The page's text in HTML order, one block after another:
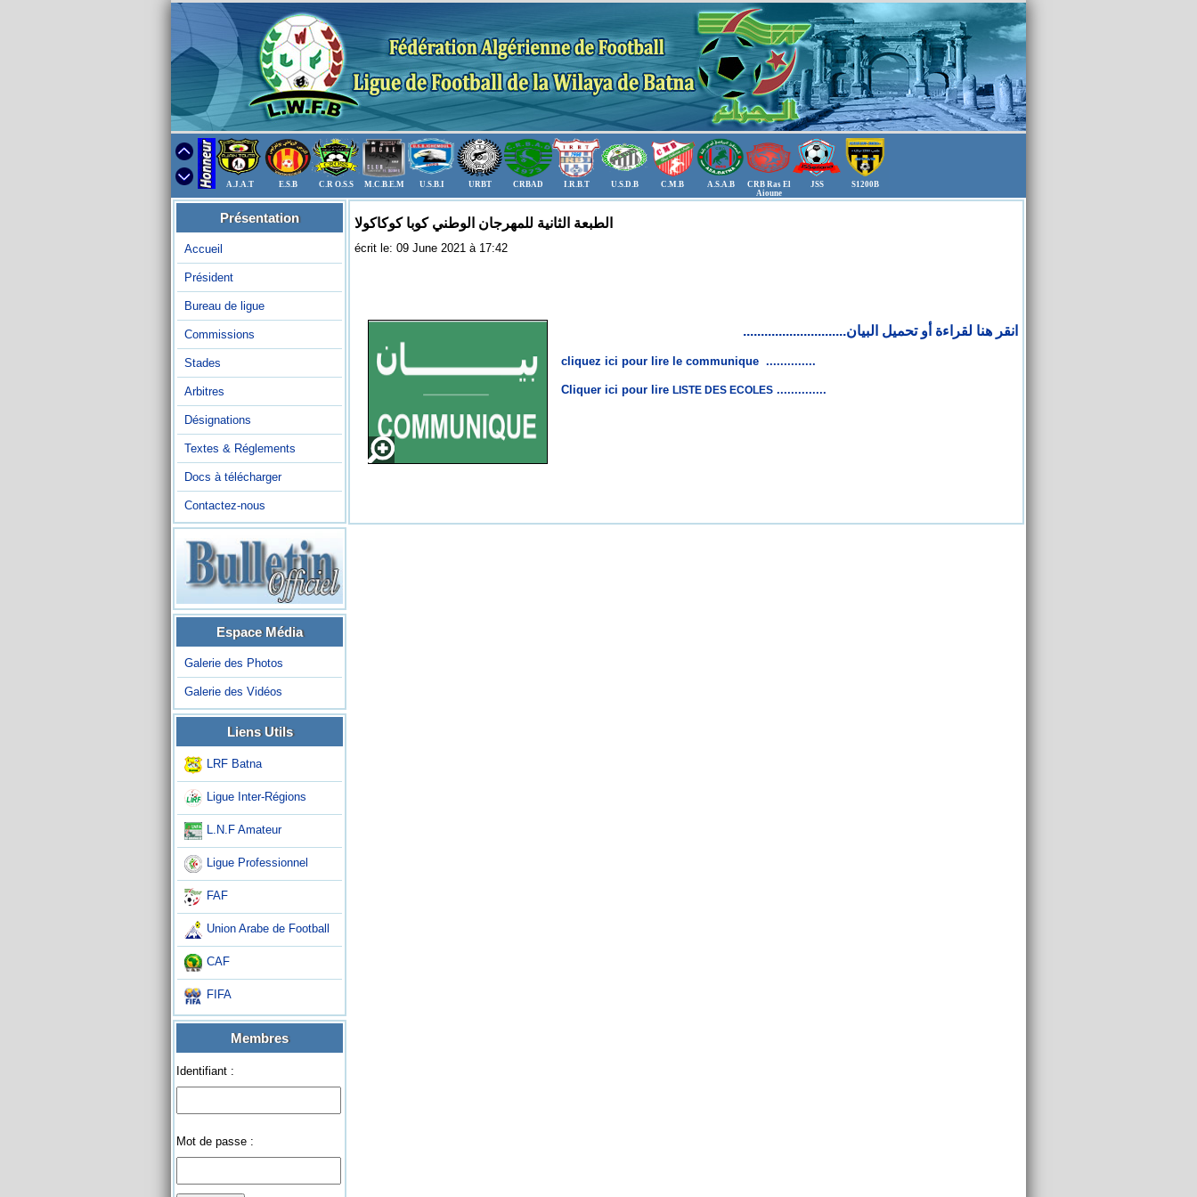
A.J.A.T E.S.B C.R O.S.S M.C.B.E.M U.S.B.I URBT CRBAD I.R.B.T U.S.D.B C.M.B A.S.A.B
CRB Ras El
Aioune
JSS S1200B
Présentation
Accueil
Président
Bureau de ligue
Commissions
Stades
Arbitres
Désignations
Textes & Réglements
Docs à télécharger
Contactez-nous
Espace Média
Galerie des Photos
Galerie des Vidéos
Liens Utils
LRF Batna
Ligue Inter-Régions
L.N.F Amateur
Ligue Professionnel
FAF
Union Arabe de Football
CAF
FIFA
Membres
Identifiant :
Mot de passe :
الطبعة الثانية للمهرجان الوطني كوبا كوكاكولا
écrit le: 09 June 2021 à 17:42
انقر هنا لقراءة أو تحميل البيان.............................
cliquez ici pour lire le communique ..............
Cliquer ici pour lire LISTE DES ECOLES ..............